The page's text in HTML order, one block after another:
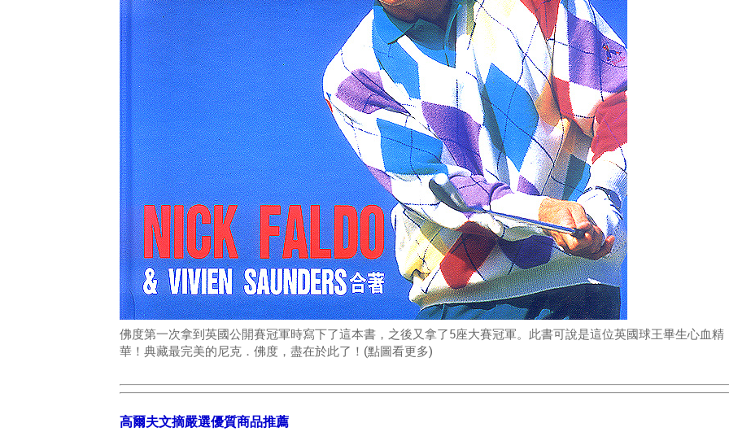
佛度第一次拿到英國公開賽冠軍時寫下了這本書，之後又拿了5座大賽冠軍。此書可說是這位英國球王畢生心血精
華！典藏最完美的尼克．佛度，盡在於此了！(點圖看更多)
高爾夫文摘嚴選優質商品推薦